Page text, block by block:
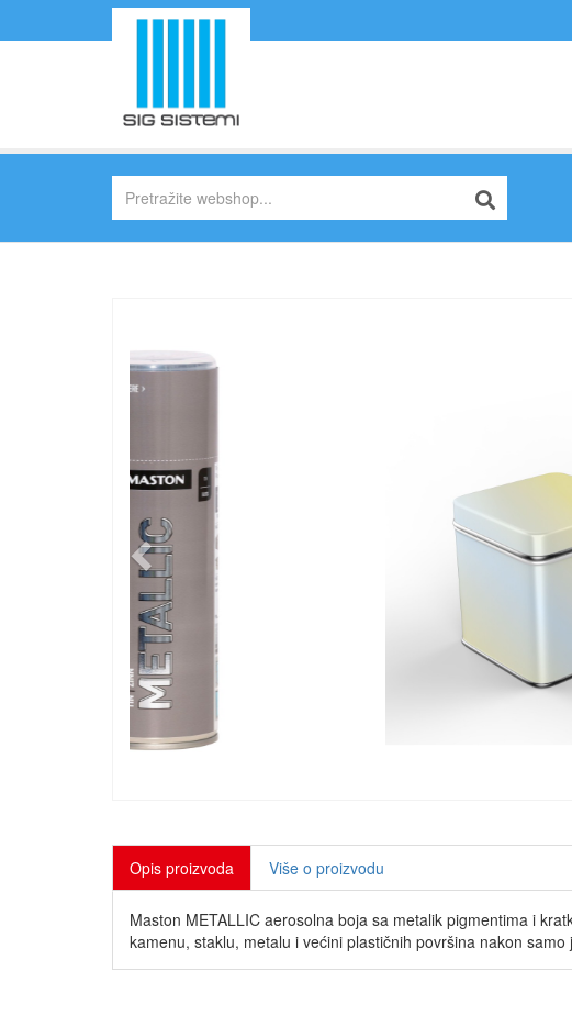
Previous
Opis proizvoda Više o proizvodu
Maston METALLIC aerosolna boja sa metalik pigmentima i
kamenu, staklu, metalu i većini plastičnih površina nakon